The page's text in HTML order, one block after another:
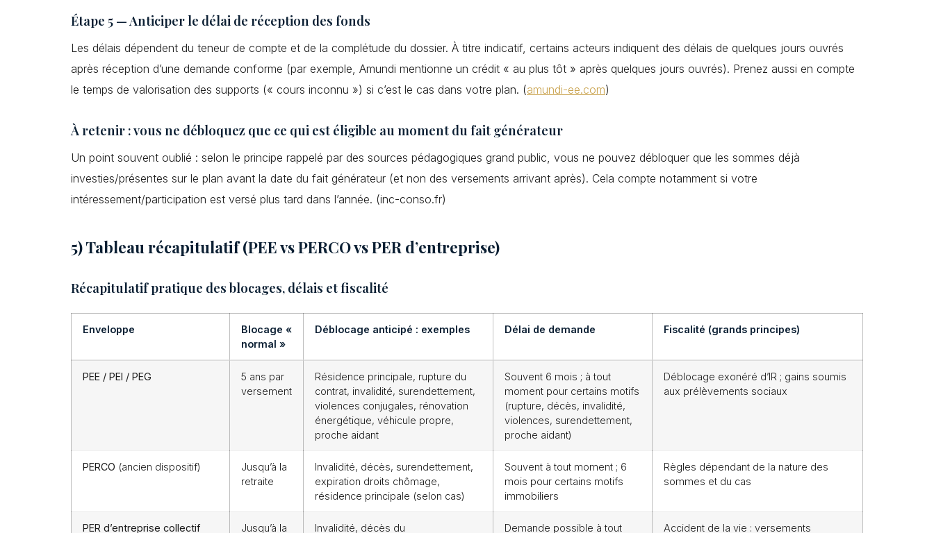
Étape 5 — Anticiper le délai de réception des fonds
Les délais dépendent du teneur de compte et de la complétude du dossier. À titre indicatif, certains acteurs indiquent des délais de quelques jours ouvrés
après réception d’une demande conforme (par exemple, Amundi mentionne un crédit « au plus tôt » après quelques jours ouvrés). Prenez aussi en compte
le temps de valorisation des supports (« cours inconnu ») si c’est le cas dans votre plan. (amundi-ee.com)
À retenir : vous ne débloquez que ce qui est éligible au moment du fait générateur
Un point souvent oublié : selon le principe rappelé par des sources pédagogiques grand public, vous ne pouvez débloquer que les sommes déjà
investies/présentes sur le plan avant la date du fait générateur (et non des versements arrivant après). Cela compte notamment si votre
intéressement/participation est versé plus tard dans l’année. (inc-conso.fr)
5) Tableau récapitulatif (PEE vs PERCO vs PER d’entreprise)
Récapitulatif pratique des blocages, délais et fiscalité
Enveloppe
Blocage «
normal »
Déblocage anticipé : exemples Délai de demande Fiscalité (grands principes)
PEE / PEI / PEG
5 ans par
versement
Résidence principale, rupture du
contrat, invalidité, surendettement,
violences conjugales, rénovation
énergétique, véhicule propre,
proche aidant
Souvent 6 mois ; à tout
moment pour certains motifs
(rupture, décès, invalidité,
violences, surendettement,
proche aidant)
Déblocage exonéré d’IR ; gains soumis
aux prélèvements sociaux
PERCO (ancien dispositif)
Jusqu’à la
retraite
Invalidité, décès, surendettement,
expiration droits chômage,
résidence principale (selon cas)
Souvent à tout moment ; 6
mois pour certains motifs
immobiliers
Règles dépendant de la nature des
sommes et du cas
PER d’entreprise collectif Jusqu’à la Invalidité, décès du Demande possible à tout Accident de la vie : versements